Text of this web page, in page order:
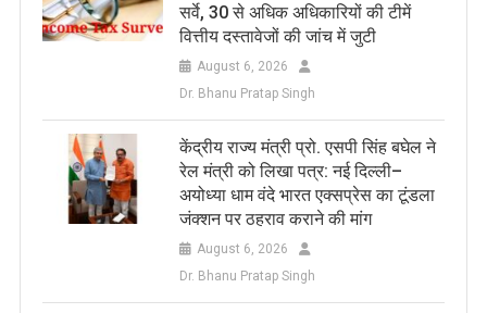
सर्वे, 30 से अधिक अधिकारियों की टीमें
वित्तीय दस्तावेजों की जांच में जुटी
August 6, 2026
Dr. Bhanu Pratap Singh
केंद्रीय राज्य मंत्री प्रो. एसपी सिंह बघेल ने
रेल मंत्री को लिखा पत्र: नई दिल्ली–
अयोध्या धाम वंदे भारत एक्सप्रेस का टूंडला
जंक्शन पर ठहराव कराने की मांग
August 6, 2026
Dr. Bhanu Pratap Singh